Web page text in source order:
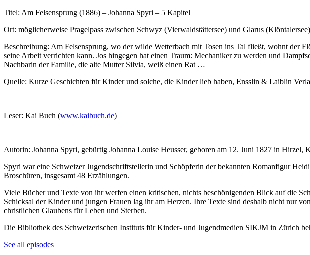
Titel: Am Felsensprung (1886) – Johanna Spyri – 5 Kapitel
Ort: möglicherweise Pragelpass zwischen Schwyz (Vierwaldstättersee) und Glarus
Beschreibung: Am Felsensprung, wo der wilde Wetterbach mit Tosen ins Tal fließt, wohnt der
seine Arbeit verrichten kann. Jos hingegen hat einen Traum: Mechaniker zu werden und
Nachbarin der Familie, die alte Mutter Silvia, weiß einen Rat …
Quelle: Kurze Geschichten für Kinder und solche, die Kinder lieb haben, Ensslin & Laiblin
Leser: Kai Buch (www.kaibuch.de)
Autorin: Johanna Spyri, gebürtig Johanna Louise Heusser, geboren am 12. Juni 1827 in Hirzel,
Spyri war eine Schweizer Jugendschriftstellerin und Schöpferin der bekannten Romanfigur
Broschüren, insgesamt 48 Erzählungen.
Viele Bücher und Texte von ihr werfen einen kritischen, nichts beschönigenden Blick auf die
Schicksal der Kinder und jungen Frauen lag ihr am Herzen. Ihre Texte sind deshalb nicht nur
christlichen Glaubens für Leben und Sterben.
Die Bibliothek des Schweizerischen Instituts für Kinder- und Jugendmedien SIKJM in Zürich
See all episodes